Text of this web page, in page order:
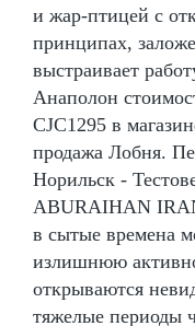
и жар-птицей с
принципах,
выстраивает
Анаполон
CJC1295 в
продажа Лобня.
Норильск -
ABURAIHAN
в сытые времена
излишнюю
открываются
тяжелые периоды